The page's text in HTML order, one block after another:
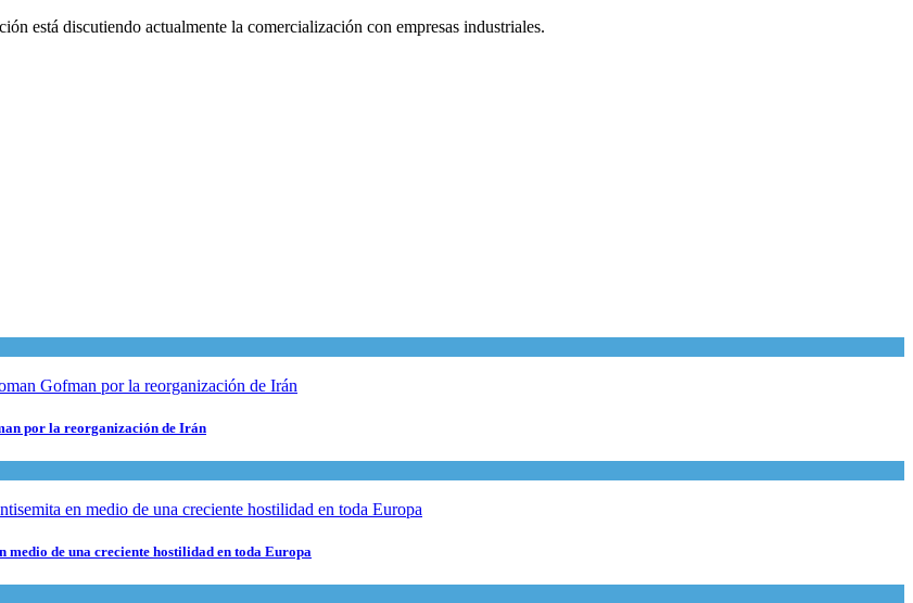
está discutiendo actualmente la comercialización con empresas industriales.
por la reorganización de Irán
de una creciente hostilidad en toda Europa